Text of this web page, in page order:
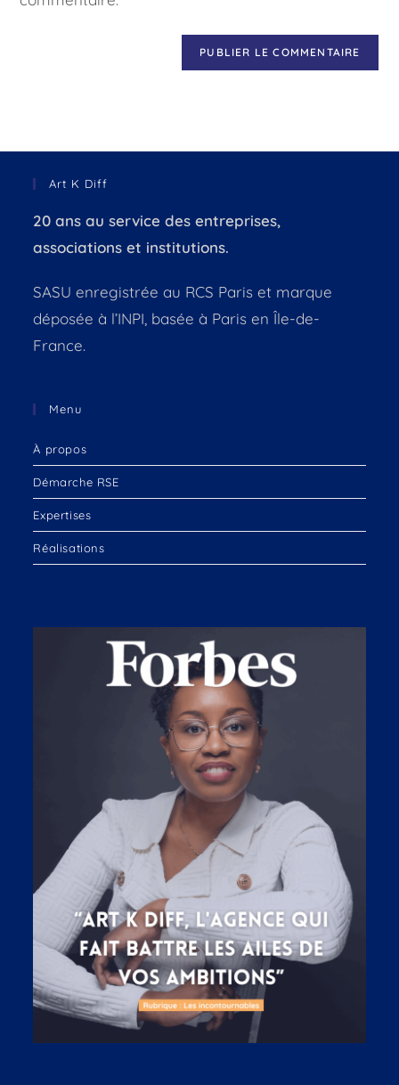
Art K Diff
20 ans au service des entreprises,
associations et institutions.
SASU enregistrée au RCS Paris et marque
déposée à l’INPI, basée à Paris en Île-de-
France.
Menu
À propos
Démarche RSE
Expertises
Réalisations